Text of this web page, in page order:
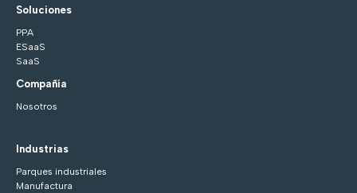
Soluciones
PPA
ESaaS
SaaS
Compañía
Nosotros
Industrias
Parques industriales
Manufactura